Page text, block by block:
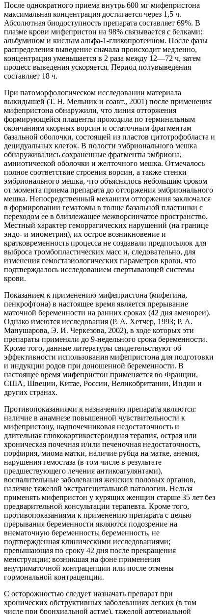
После однократного приема внутрь 600 мг мифепристона
максимальная концентрация достигается через 1,5 ч.
Абсолютная биодоступность препарата составляет 69%. В
плазме крови мифепристон на 98% связывается с белками:
альбумином и кислым альфа-1-гликопротеином. После фазы
распределения выведение сначала происходит медленно,
концентрация уменьшается в 2 раза между 12—72 ч, затем
процесс выведения ускоряется. Период полувыведения
составляет 18 ч.
При патоморфологическом исследовании материала
выкидышей (Т. Н. Мельник и соавт., 2001) после применения
мифепристона обнаружили, что линия отторжения
формирующейся плаценты проходила по терминальным
окончаниям якорных ворсин и остаточным фрагментам
базальной оболочки, состоящей из пластов цитотрофобласта и
децидуальных клеток. В полости эмбрионального мешка
обнаруживались сохраненные фрагменты эмбриона,
амниотической оболочки и желточного мешка. Отмечалось
полное соответствие строения ворсин, а также стенки
эмбрионального мешка, что объяснялось небольшим сроком
от момента приема препарата до отторжения эмбрионального
мешка. Непосредственный механизм отторжения заключался
в формировании гематомы в толще базальной пластинки с
переходом ее в близлежащее межворсинчатое пространство.
Местный характер геморрагических нарушений (на границе
эндо- и миометрия), их острое возникновение и
кратковременность процесса не создавали предпосылок для
выброса тромбопластических масс и, следовательно, для
изменения гемостазиологических параметров крови, что
подтверждалось исследованием свертывающей системы
крови.
Показанием к применению мифепристона (мифегина,
пенкрофтона) в настоящее время является прерывание
маточной беременности на ранних сроках (42 дня аменореи).
Однако имеются исследования (Р. А. Хетчер, 1993; Р. А.
Манушарова, Э. И. Черкезова, 2002), в ходе которых эти
препараты применяли до 9-недельного срока беременности.
Кроме того, данные литературы свидетельствуют об
эффективности использования мифепристона для подготовки
и индукции родов при доношенной беременности. В
настоящее время мифепристон применяется во Франции,
США, Швеции, Китае, России, Великобритании, Индии и
других странах.
Противопоказаниями к назначению препарата являются:
наличие в анамнезе повышенной чувствительности к
мифепристону, надпочечниковая недостаточность и
длительная глюкокортикостероидная терапия, острая или
хроническая почечная и/или печеночная недостаточность,
порфирия, миома матки, наличие рубца на матке, анемия,
нарушения гемостаза (в том числе в результате
предшествующего лечения антикоагулянтами),
воспалительные заболевания женских половых органов,
наличие тяжелой экстрагенитальной патологии. Нельзя
применять мифепристон у курящих женщин старше 35 лет без
предварительной консультации терапевта. Кроме того,
противопоказаниями к применению препарата с целью
прерывания беременности являются подозрение на
внематочную беременность; беременность, не
подтвержденная клиническими исследованиями;
превышающая по сроку 42 дня после прекращения
менструации; возникшая на фоне применения
внутриматочной контрацепции или после отмены
гормональной контрацепции.
С осторожностью следует назначать препарат при
хронических обструктивных заболеваниях легких (в том
числе при бронхиальной астме), тяжелой артериальной